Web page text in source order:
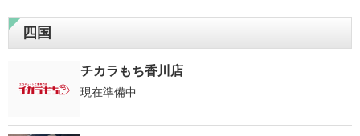
四国
チカラもち香川店
現在準備中